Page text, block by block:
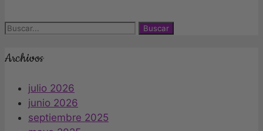
Buscar:
Archivos
julio 2026
junio 2026
septiembre 2025